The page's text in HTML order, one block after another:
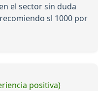
el sector sin duda
sl 1000 por
positiva)